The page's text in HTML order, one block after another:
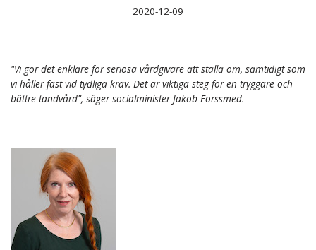
2020-12-09
"Vi gör det enklare för seriösa vårdgivare att ställa om, samtidigt som
vi håller fast vid tydliga krav. Det är viktiga steg för en tryggare och
bättre tandvård", säger socialminister Jakob Forssmed.